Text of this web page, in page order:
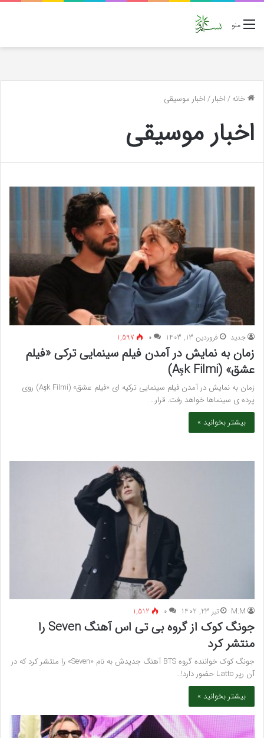
منو
خانه/اخبار/اخبار موسیقی
اخبار موسیقی
جدید فروردین 13, 1403 ۰ 1,597
زمان به نمایش در آمدن فیلم سینمایی ترکی «فیلم
عشق» (Aşk Filmi)
زمان به نمایش در آمدن فیلم سینمایی ترکیه ای «فیلم عشق» (Aşk Filmi) روی
پرده ی سینماها خواهد رفت. قرار…
بیشتر بخوانید »
M.M تیر 23, 1402 ۰ 1,512
جونگ کوک از گروه بی تی اس آهنگ Seven را
منتشر کرد
جونگ کوک خواننده گروه BTS آهنگ جدیدش به نام «Seven» را منتشر کرد که در
آن رپر Latto حضور دارد!…
بیشتر بخوانید »